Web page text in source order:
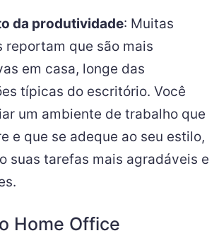
da produtividade: Muitas
reportam que são mais
em casa, longe das
típicas do escritório. Você
um ambiente de trabalho que
e que se adeque ao seu estilo,
suas tarefas mais agradáveis e
Home Office